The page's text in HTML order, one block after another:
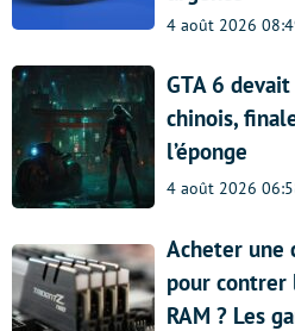
4 août 2026
GTA 6
chinois,
l’éponge
4 août 2026
Acheter une
pour contrer
RAM ? Les